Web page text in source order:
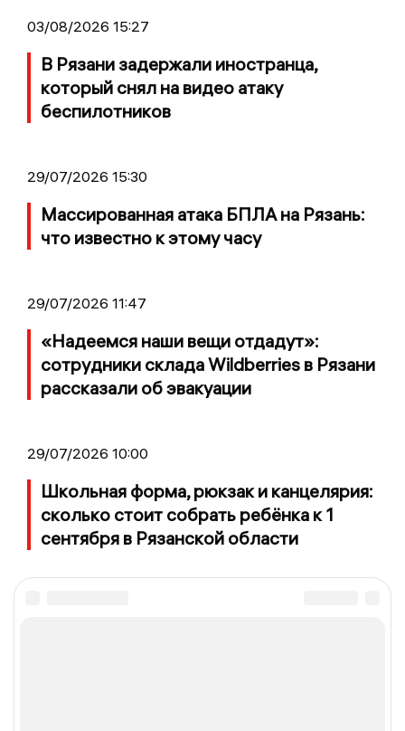
03/08/2026 15:27
В Рязани задержали иностранца,
который снял на видео атаку
беспилотников
29/07/2026 15:30
Массированная атака БПЛА на Рязань:
что известно к этому часу
29/07/2026 11:47
«Надеемся наши вещи отдадут»:
сотрудники склада Wildberries в Рязани
рассказали об эвакуации
29/07/2026 10:00
Школьная форма, рюкзак и канцелярия:
сколько стоит собрать ребёнка к 1
сентября в Рязанской области